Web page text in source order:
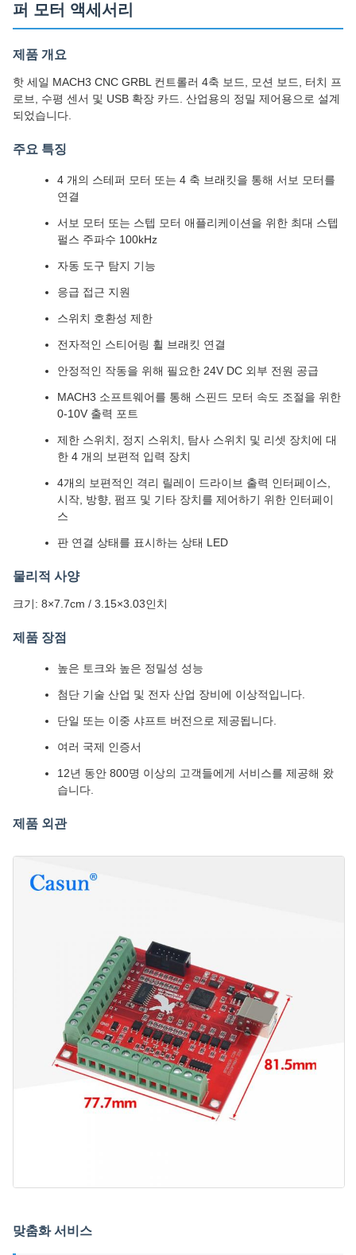
퍼 모터 액세서리
제품 개요
핫 세일 MACH3 CNC GRBL 컨트롤러 4축 보드, 모션 보드, 터치 프
로브, 수평 센서 및 USB 확장 카드. 산업용의 정밀 제어용으로 설계
되었습니다.
주요 특징
4 개의 스테퍼 모터 또는 4 축 브래킷을 통해 서보 모터를
연결
서보 모터 또는 스텝 모터 애플리케이션을 위한 최대 스텝
펄스 주파수 100kHz
자동 도구 탐지 기능
응급 접근 지원
스위치 호환성 제한
전자적인 스티어링 휠 브래킷 연결
안정적인 작동을 위해 필요한 24V DC 외부 전원 공급
MACH3 소프트웨어를 통해 스핀드 모터 속도 조절을 위한
0-10V 출력 포트
제한 스위치, 정지 스위치, 탐사 스위치 및 리셋 장치에 대
한 4 개의 보편적 입력 장치
4개의 보편적인 격리 릴레이 드라이브 출력 인터페이스,
시작, 방향, 펌프 및 기타 장치를 제어하기 위한 인터페이
스
판 연결 상태를 표시하는 상태 LED
물리적 사양
크기: 8×7.7cm / 3.15×3.03인치
제품 장점
높은 토크와 높은 정밀성 성능
첨단 기술 산업 및 전자 산업 장비에 이상적입니다.
단일 또는 이중 샤프트 버전으로 제공됩니다.
여러 국제 인증서
12년 동안 800명 이상의 고객들에게 서비스를 제공해 왔
습니다.
제품 외관
맞춤화 서비스